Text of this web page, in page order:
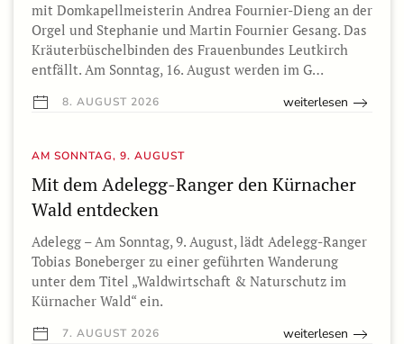
mit Domkapellmeisterin Andrea Fournier-Dieng an der
Orgel und Stephanie und Martin Fournier Gesang. Das
Kräuterbüschelbinden des Frauenbundes Leutkirch
entfällt. Am Sonntag, 16. August werden im G…
8. AUGUST 2026 weiterlesen
AM SONNTAG, 9. AUGUST
Mit dem Adelegg-Ranger den Kürnacher
Wald entdecken
Adelegg – Am Sonntag, 9. August, lädt Adelegg-Ranger
Tobias Boneberger zu einer geführten Wanderung
unter dem Titel „Waldwirtschaft & Naturschutz im
Kürnacher Wald“ ein.
7. AUGUST 2026 weiterlesen